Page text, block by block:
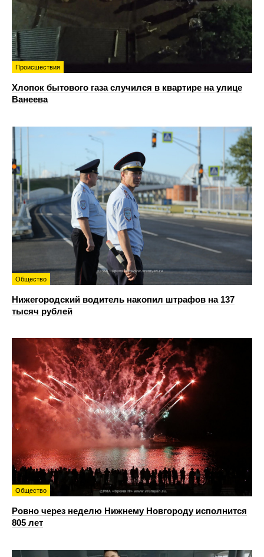
Происшествия
Хлопок бытового газа случился в квартире на улице
Ванеева
Общество
Нижегородский водитель накопил штрафов на 137
тысяч рублей
Общество
Ровно через неделю Нижнему Новгороду исполнится
805 лет